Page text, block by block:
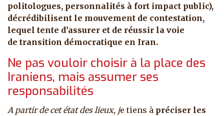
politologues, personnalités à fort impact public),
décrédibilisent le mouvement de contestation,
lequel tente d’assurer et de réussir la voie
de transition démocratique en Iran.
Ne pas vouloir choisir à la place des
Iraniens, mais assumer ses
responsabilités
A partir de cet état des lieux, je tiens à préciser les